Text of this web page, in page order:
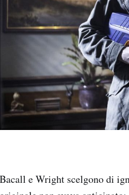
Bacall e Wright scelgono di